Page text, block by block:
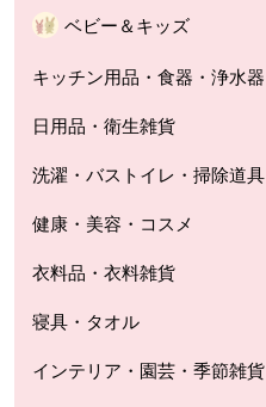
ベビー＆キッズ
キッチン用品・食器・浄水器
日用品・衛生雑貨
洗濯・バストイレ・掃除道具
健康・美容・コスメ
衣料品・衣料雑貨
寝具・タオル
インテリア・園芸・季節雑貨